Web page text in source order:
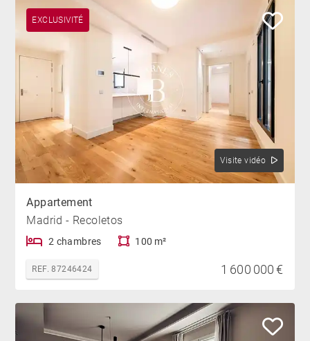
EXCLUSIVITÉ
Visite vidéo
Appartement
Madrid - Recoletos
2 chambres 100 m²
REF. 87246424 1 600 000 €